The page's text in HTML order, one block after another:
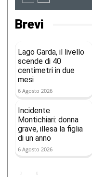
Brevi
Lago Garda, il livello
scende di 40
centimetri in due
mesi
6 Agosto 2026
Incidente
Montichiari: donna
grave, illesa la figlia
di un anno
6 Agosto 2026